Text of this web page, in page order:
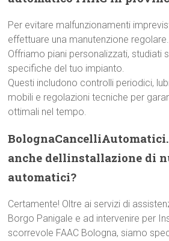
Per evitare malfunzionamenti
effettuare una manutenzione regolare.
Offriamo piani personalizzati, studiati
specifiche del tuo impianto.
Questi includono controlli periodici,
mobili e regolazioni tecniche per
ottimali nel tempo.
anche dellinstallazione di
automatici?
Certamente! Oltre ai servizi di
Borgo Panigale e ad intervenire per
scorrevole FAAC Bologna, siamo